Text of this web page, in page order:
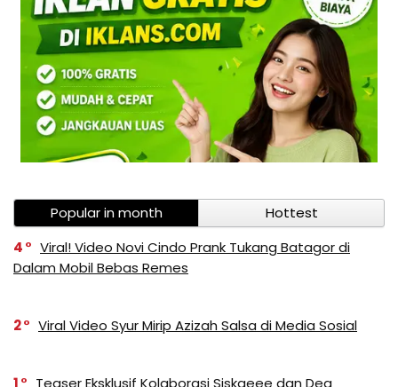
Popular in month
Hottest
4
Viral! Video Novi Cindo Prank Tukang Batagor di
Dalam Mobil Bebas Remes
2 Viral Video Syur Mirip Azizah Salsa di Media Sosial
1
Teaser Eksklusif Kolaborasi Siskaeee dan Dea